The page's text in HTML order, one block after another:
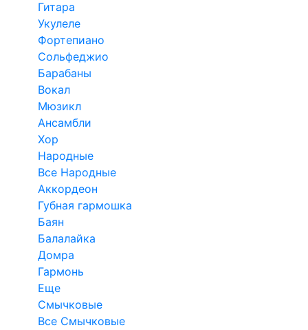
Гитара
Укулеле
Фортепиано
Сольфеджио
Барабаны
Вокал
Мюзикл
Ансамбли
Хор
Народные
Все Народные
Аккордеон
Губная гармошка
Баян
Балалайка
Домра
Гармонь
Еще
Смычковые
Все Смычковые